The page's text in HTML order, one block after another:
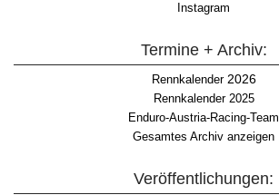
Instagram
Termine + Archiv:
Rennkalender2026
Rennkalender 2025
Enduro-Austria-Racing-Team
Gesamtes Archiv anzeigen
Veröffentlichungen: